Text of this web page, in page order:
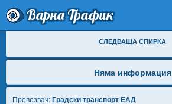
Варна Трафик
Разписание
СЛЕДВАЩА СПИРКА
Няма информация
Превозвач:Градски транспорт EАД